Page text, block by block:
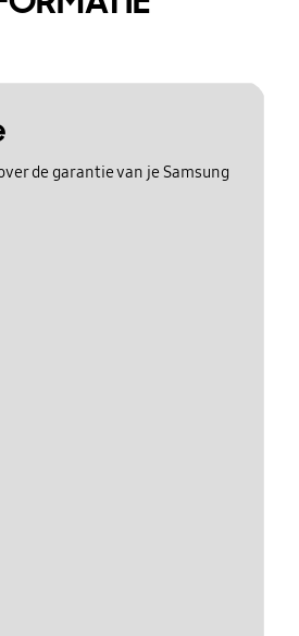
de garantie van je Samsung